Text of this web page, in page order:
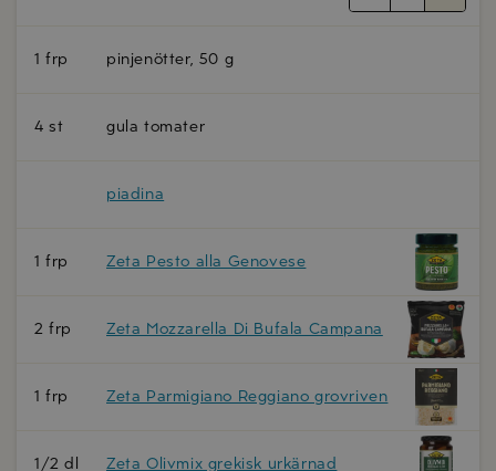
1 frp pinjenötter, 50 g
4 st gula tomater
piadina
1 frp Zeta Pesto alla Genovese
2 frp Zeta Mozzarella Di Bufala Campana
1 frp Zeta Parmigiano Reggiano grovriven
1/2 dl Zeta Olivmix grekisk urkärnad